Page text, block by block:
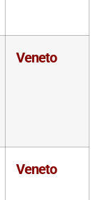
Veneto
Veneto